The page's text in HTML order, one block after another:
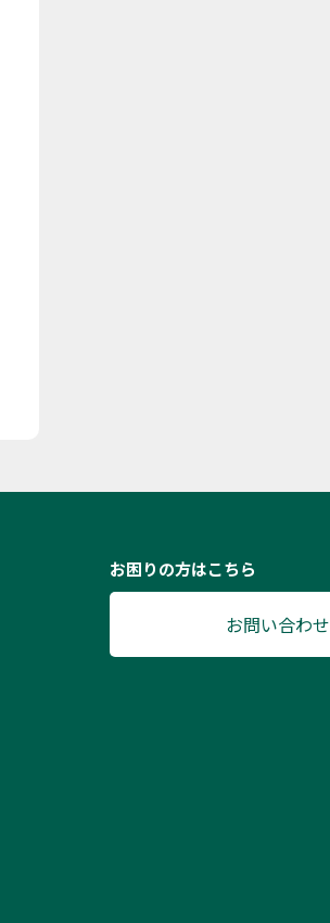
お困りの方はこちら
お問い合わせ